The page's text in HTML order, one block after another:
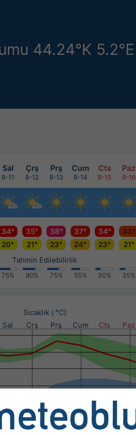
44.24°K 5.2°E
Sal Çrş Prş Cum Cts Paz
8-11 8-12 8-13 8-14 8-15 8-16
34° 35° 38° 37° 34° 33°
20° 21° 23° 24° 23° 21°
Tahmin Edilebilirlik
75% 80% 75% 55% 30% 35%
Sıcaklık ( °C)
Sal Çrş Prş Cum Cts Paz